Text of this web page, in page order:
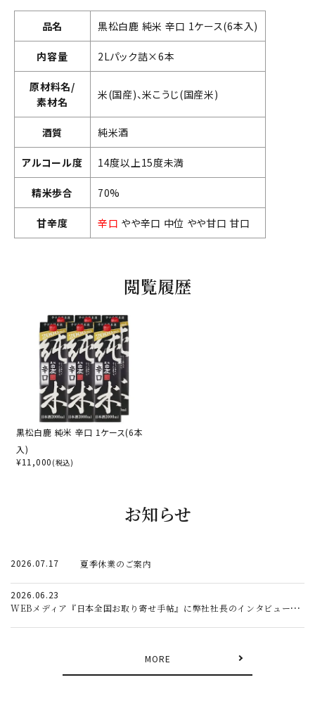
品名 黒松白鹿 純米 辛口 1ケース(6本入)
内容量 2Lパック詰×6本
原材料名/
素材名
米(国産)、米こうじ(国産米)
酒質 純米酒
アルコール度 14度以上15度未満
精米歩合 70%
甘辛度 辛口 やや辛口 中位 やや甘口 甘口
閲覧履歴
黒松白鹿 純米 辛口 1ケース(6本
入)
¥11,000 (税込)
お知らせ
2026.07.17 夏季休業のご案内
2026.06.23
WEBメディア『日本全国お取り寄せ手帖』に弊社社長のインタビュー記事が掲載されました。
MORE